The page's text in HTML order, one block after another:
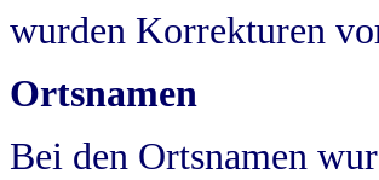
wurden Korrekturen
Ortsnamen
Bei den Ortsnamen